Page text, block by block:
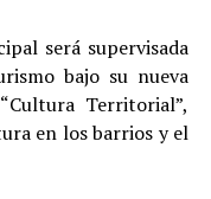
será supervisada
bajo su nueva
Territorial”,
en los barrios y el